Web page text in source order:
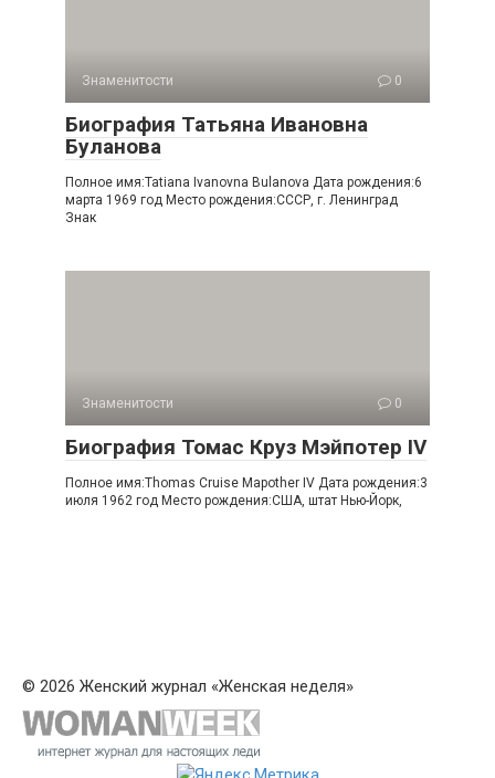
Знаменитости 0
Биография Татьяна Ивановна
Буланова
Полное имя:Tatiana Ivanovna Bulanova Дата рождения:6
марта 1969 год Место рождения:СССР, г. Ленинград
Знак
Знаменитости 0
Биография Томас Круз Мэйпотер IV
Полное имя:Thomas Cruise Mapother IV Дата рождения:3
июля 1962 год Место рождения:США, штат Нью-Йорк,
© 2026 Женский журнал «Женская неделя»